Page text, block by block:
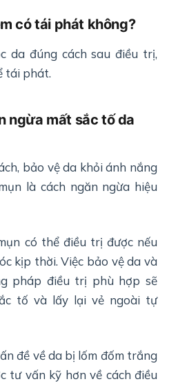
có tái phát không?
da đúng cách sau điều trị,
tái phát.
ngừa mất sắc tố da
bảo vệ da khỏi ánh nắng
là cách ngăn ngừa hiệu
có thể điều trị được nếu
kịp thời. Việc bảo vệ da và
pháp điều trị phù hợp sẽ
tố và lấy lại vẻ ngoài tự
đề về da bị lốm đốm trắng
tư vấn kỹ hơn về cách điều